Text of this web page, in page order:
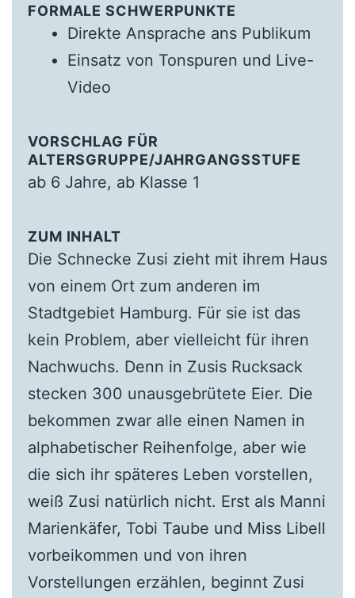
FORMALE SCHWERPUNKTE
Direkte Ansprache ans Publikum
Einsatz von Tonspuren und Live-
Video
VORSCHLAG FÜR
ALTERSGRUPPE/JAHRGANGSSTUFE
ab 6 Jahre, ab Klasse 1
ZUM INHALT
Die Schnecke Zusi zieht mit ihrem Haus
von einem Ort zum anderen im
Stadtgebiet Hamburg. Für sie ist das
kein Problem, aber vielleicht für ihren
Nachwuchs. Denn in Zusis Rucksack
stecken 300 unausgebrütete Eier. Die
bekommen zwar alle einen Namen in
alphabetischer Reihenfolge, aber wie
die sich ihr späteres Leben vorstellen,
weiß Zusi natürlich nicht. Erst als Manni
Marienkäfer, Tobi Taube und Miss Libell
vorbeikommen und von ihren
Vorstellungen erzählen, beginnt Zusi